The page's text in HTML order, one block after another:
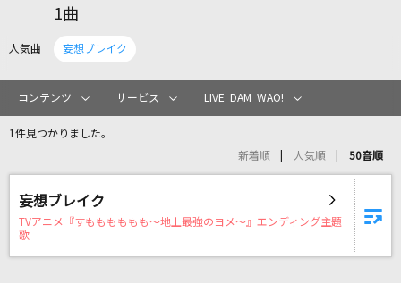
カラオケリクエスト
リアルタイムで歌われている曲の一覧
望郷夜風
1曲
人気曲 妄想ブレイク
コンテンツ サービス LIVE DAM WAO!
1件見つかりました。
新着順 人気順 50音順
妄想ブレイク
TVアニメ『すもももももも～地上最強のヨメ～』エンディング主題
歌